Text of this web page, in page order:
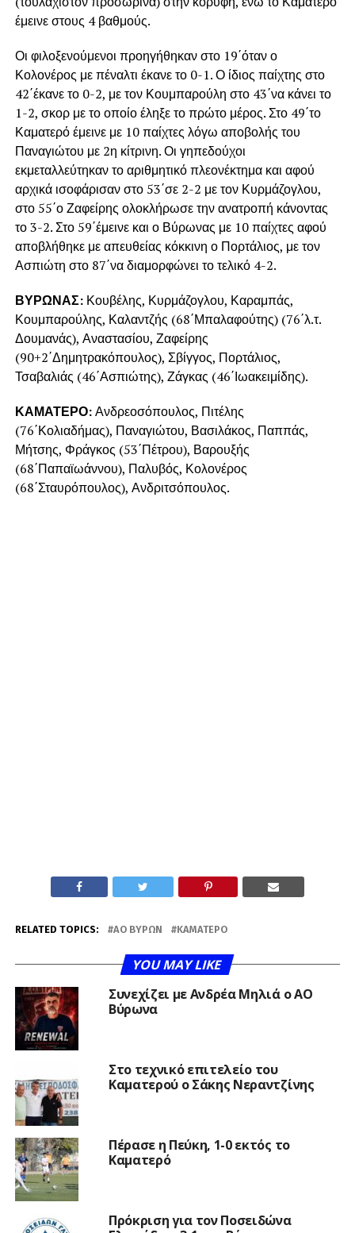
έμεινε στους 4 βαθμούς.
Οι φιλοξενούμενοι προηγήθηκαν στο 19΄όταν ο
Κολονέρος με πέναλτι έκανε το 0-1. Ο ίδιος παίχτης στο
42΄έκανε το 0-2, με τον Κουμπαρούλη στο 43΄να κάνει το
1-2, σκορ με το οποίο έληξε το πρώτο μέρος. Στο 49΄το
Καματερό έμεινε με 10 παίχτες λόγω αποβολής του
Παναγιώτου με 2η κίτρινη. Οι γηπεδούχοι
εκμεταλλεύτηκαν το αριθμητικό πλεονέκτημα και αφού
αρχικά ισοφάρισαν στο 53΄σε 2-2 με τον Κυρμάζογλου,
στο 55΄ο Ζαφείρης ολοκλήρωσε την ανατροπή κάνοντας
το 3-2. Στο 59΄έμεινε και ο Βύρωνας με 10 παίχτες αφού
αποβλήθηκε με απευθείας κόκκινη ο Πορτάλιος, με τον
Ασπιώτη στο 87΄να διαμορφώνει το τελικό 4-2.
ΒΥΡΩΝΑΣ: Κουβέλης, Κυρμάζογλου, Καραμπάς,
Κουμπαρούλης, Καλαντζής (68΄Μπαλαφούτης) (76΄λ.τ.
Δουμανάς), Αναστασίου, Ζαφείρης
(90+2΄Δημητρακόπουλος), Σβίγγος, Πορτάλιος,
Τσαβαλιάς (46΄Ασπιώτης), Ζάγκας (46΄Ιωακειμίδης).
ΚΑΜΑΤΕΡΟ:Ανδρεοσόπουλος, Πιτέλης
(76΄Κολιαδήμας), Παναγιώτου, Βασιλάκος, Παππάς,
Μήτσης, Φράγκος (53΄Πέτρου), Βαρουξής
(68΄Παπαϊωάννου), Παλυβός, Κολονέρος
(68΄Σταυρόπουλος), Ανδριτσόπουλος.
RELATED TOPICS: AΟ ΒΎΡΩΝ ΚΑΜΑΤΕΡΌ
YOU MAY LIKE
Συνεχίζει με Ανδρέα Μηλιά ο ΑΟ
Βύρωνα
Στο τεχνικό επιτελείο του
Καματερού ο Σάκης Νεραντζίνης
Πέρασε η Πεύκη, 1-0 εκτός το
Καματερό
Πρόκριση για τον Ποσειδώνα